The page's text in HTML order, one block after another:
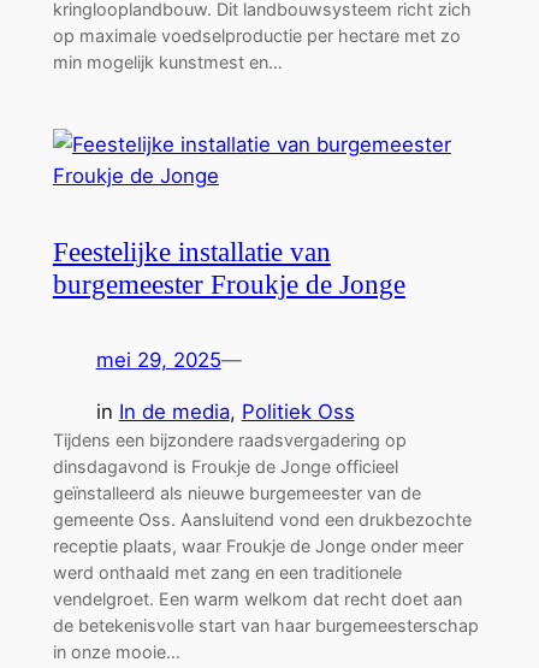
kringlooplandbouw. Dit landbouwsysteem richt zich
op maximale voedselproductie per hectare met zo
min mogelijk kunstmest en…
Feestelijke installatie van
burgemeester Froukje de Jonge
mei 29, 2025—
in In de media, Politiek Oss
Tijdens een bijzondere raadsvergadering op
dinsdagavond is Froukje de Jonge officieel
geïnstalleerd als nieuwe burgemeester van de
gemeente Oss. Aansluitend vond een drukbezochte
receptie plaats, waar Froukje de Jonge onder meer
werd onthaald met zang en een traditionele
vendelgroet. Een warm welkom dat recht doet aan
de betekenisvolle start van haar burgemeesterschap
in onze mooie…